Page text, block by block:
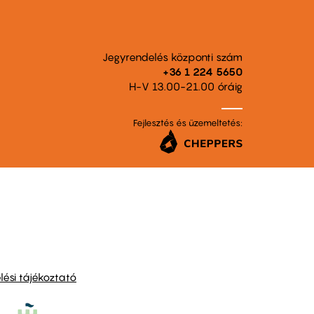
Jegyrendelés központi szám
+36 1 224 5650
H-V 13.00-21.00 óráig
Fejlesztés és üzemeltetés:
tájékoztató